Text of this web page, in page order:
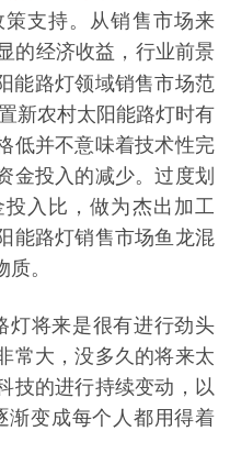
支持。从销售市场来
的经济收益，行业前景
能路灯领域销售市场范
新农村太阳能路灯时有
低并不意味着技术性完
金投入的减少。过度划
入比，做为杰出加工
能路灯销售市场鱼龙混
。
将来是很有进行劲头
常大，没多久的将来太
技的进行持续变动，以
渐变成每个人都用得着